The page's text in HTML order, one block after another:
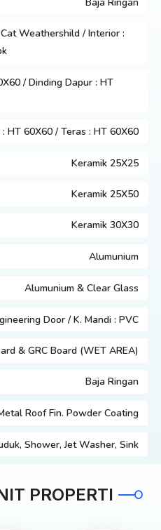
Weathershild / Interior :
/ Dinding Dapur : HT
HT 60X60 / Teras : HT 60X60
Keramik 25X25
Keramik 25X50
Keramik 30X30
Alumunium
Alumunium & Clear Glass
Door / K. Mandi : PVC
& GRC Board (WET AREA)
Baja Ringan
Roof Fin. Powder Coating
Shower, Jet Washer, Sink
PROPERTI